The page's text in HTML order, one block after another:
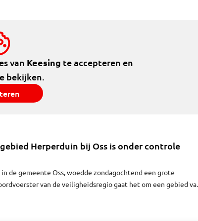
van Keesing te accepteren en
bekijken.
Herperduin bij Oss is onder controle
de gemeente Oss, woedde zondagochtend een grote
van de veiligheidsregio gaat het om een gebied